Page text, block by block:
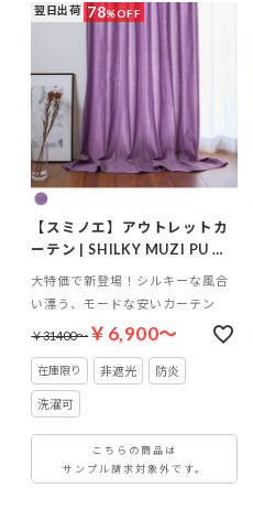
翌日出荷 78%OFF
【スミノエ】アウトレットカ
ーテン | SHILKY MUZI PU パ
大特価で新登場！シルキーな風合
い漂う、モードな安いカーテン
￥31400～￥6,900～
非遮光 防炎
洗濯可
こちらの商品は
サンプル請求対象外です。